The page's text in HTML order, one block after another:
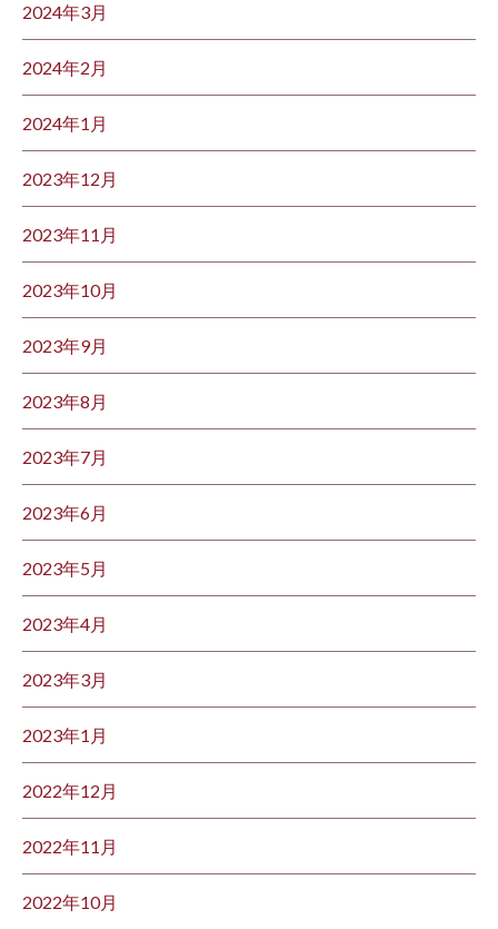
2024年3月
2024年2月
2024年1月
2023年12月
2023年11月
2023年10月
2023年9月
2023年8月
2023年7月
2023年6月
2023年5月
2023年4月
2023年3月
2023年1月
2022年12月
2022年11月
2022年10月